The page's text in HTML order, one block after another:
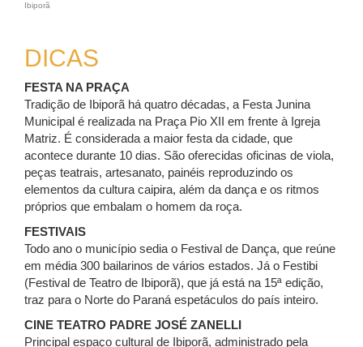
Ibiporã
DICAS
FESTA NA PRAÇA
Tradição de Ibiporã há quatro décadas, a Festa Junina
Municipal é realizada na Praça Pio XII em frente à Igreja
Matriz. É considerada a maior festa da cidade, que
acontece durante 10 dias. São oferecidas oficinas de viola,
peças teatrais, artesanato, painéis reproduzindo os
elementos da cultura caipira, além da dança e os ritmos
próprios que embalam o homem da roça.
FESTIVAIS
Todo ano o município sedia o Festival de Dança, que reúne
em média 300 bailarinos de vários estados. Já o Festibi
(Festival de Teatro de Ibiporã), que já está na 15ª edição,
traz para o Norte do Paraná espetáculos do país inteiro.
CINE TEATRO PADRE JOSÉ ZANELLI
Principal espaço cultural de Ibiporã, administrado pela